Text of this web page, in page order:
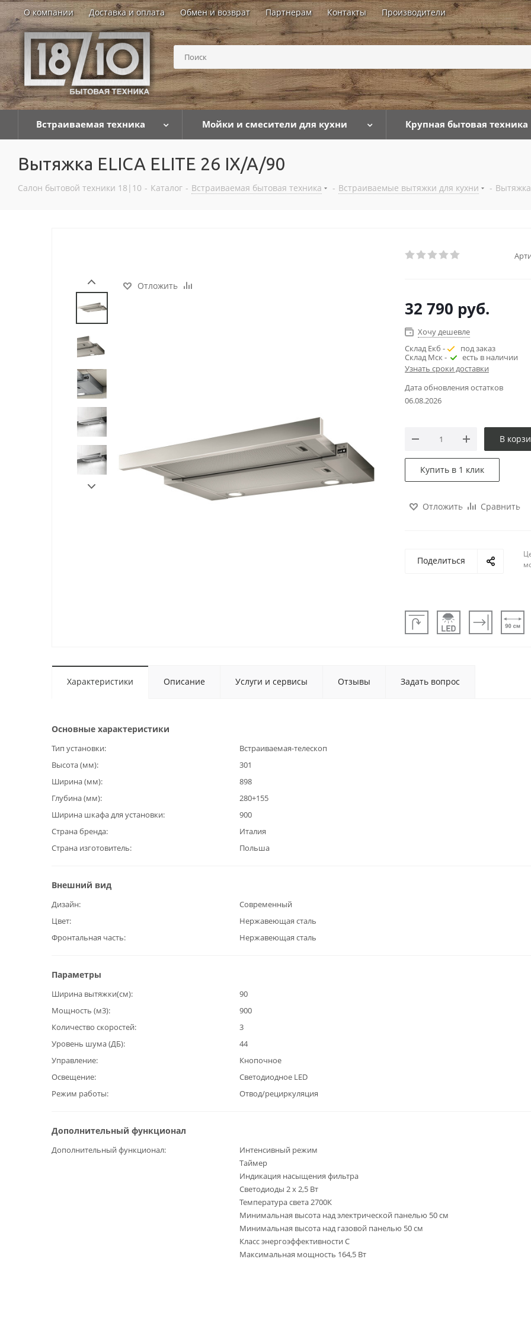
О компании Доставка и оплата Обмен и возврат Партнерам Контакты Производители ...
Встраиваемая техника Мойки и смесители для кухни Крупная бытовая техника
Вытяжка ELICA ELITE 26 IX/A/90
Салон бытовой техники 18|10 - Каталог - Встраиваемая бытовая техника - Встраиваемые вытяжки для кухни - Вытяжка
Отложить
32 790 руб.
Хочу дешевле
Склад Екб -
под заказ
Склад Мск -
есть в наличии
Узнать сроки доставки
Дата обновления остатков
06.08.2026
В
Купить в 1 клик
Отложить Сравнить
Поделиться
Характеристики Описание Услуги и сервисы Отзывы Задать вопрос
Основные характеристики
Тип установки
Встраиваемая-телескоп
Высота (мм)
301
Ширина (мм)
898
Глубина (мм)
280+155
Ширина шкафа для установки
900
Страна бренда
Италия
Страна изготовитель
Польша
Внешний вид
Дизайн
Современный
Цвет
Нержавеющая сталь
Фронтальная часть
Нержавеющая сталь
Параметры
Ширина вытяжки(см)
90
Мощность (м3)
900
Количество скоростей
3
Уровень шума (ДБ)
44
Управление
Кнопочное
Освещение
Светодиодное LED
Режим работы
Отвод/рециркуляция
Дополнительный функционал
Дополнительный функционал
Интенсивный режим
Таймер
Индикация насыщения фильтра
Светодиоды 2 x 2,5 Вт
Температура света 2700К
Минимальная высота над электрической панелью 50 см
Минимальная высота над газовой панелью 50 см
Класс энергоэффективности С
Максимальная мощность 164,5 Вт